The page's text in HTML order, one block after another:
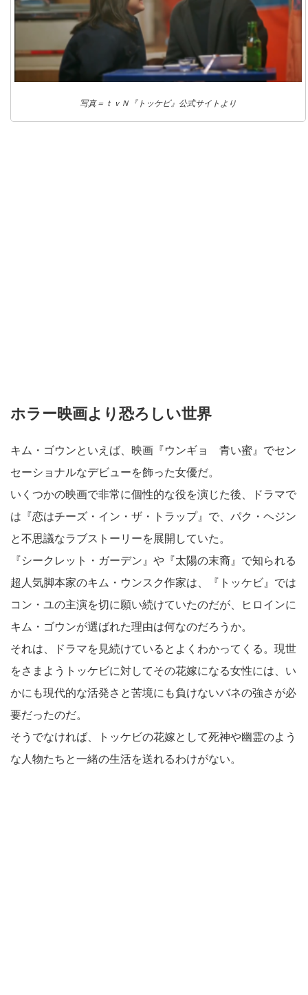
写真＝ｔｖＮ『トッケビ』公式サイトより
ホラー映画より恐ろしい世界
キム・ゴウンといえば、映画『ウンギョ 青い蜜』でセン
セーショナルなデビューを飾った女優だ。
いくつかの映画で非常に個性的な役を演じた後、ドラマで
は『恋はチーズ・イン・ザ・トラップ』で、パク・ヘジン
と不思議なラブストーリーを展開していた。
『シークレット・ガーデン』や『太陽の末裔』で知られる
超人気脚本家のキム・ウンスク作家は、『トッケビ』では
コン・ユの主演を切に願い続けていたのだが、ヒロインに
キム・ゴウンが選ばれた理由は何なのだろうか。
それは、ドラマを見続けているとよくわかってくる。現世
をさまようトッケビに対してその花嫁になる女性には、い
かにも現代的な活発さと苦境にも負けないバネの強さが必
要だったのだ。
そうでなければ、トッケビの花嫁として死神や幽霊のよう
な人物たちと一緒の生活を送れるわけがない。